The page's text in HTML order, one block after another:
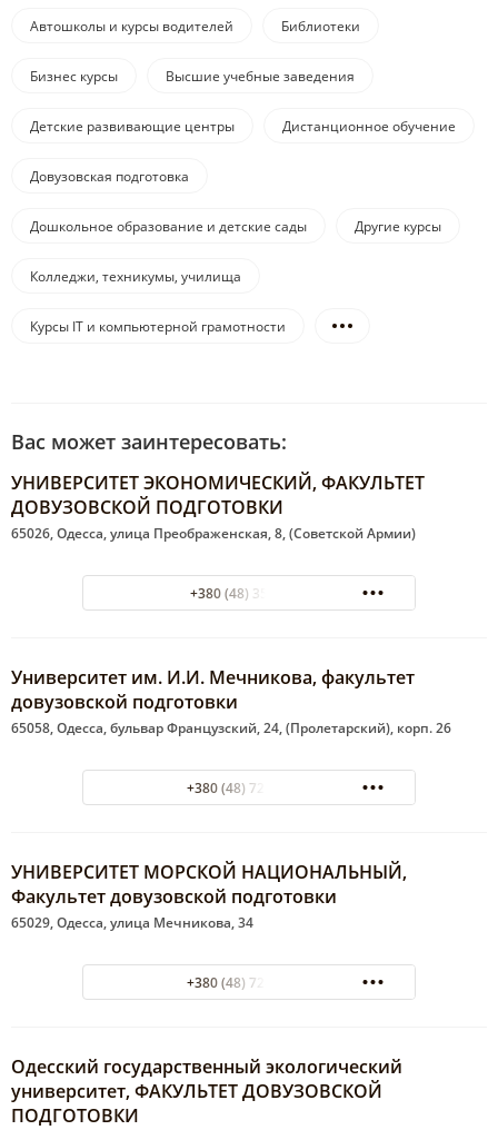
Автошколы и курсы водителей Библиотеки
Бизнес курсы Высшие учебные заведения
Детские развивающие центры Дистанционное обучение
Довузовская подготовка
Дошкольное образование и детские сады Другие курсы
Колледжи, техникумы, училища
Курсы IT и компьютерной грамотности
Вас может заинтересовать:
УНИВЕРСИТЕТ ЭКОНОМИЧЕСКИЙ, ФАКУЛЬТЕТ
ДОВУЗОВСКОЙ ПОДГОТОВКИ
65026, Одесса, улица Преображенская, 8, (Советской Армии)
+380 (48) 35-68-91
Университет им. И.И. Мечникова, факультет
довузовской подготовки
65058, Одесса, бульвар Французский, 24, (Пролетарский), корп. 26
+380 (48) 723-05-88
УНИВЕРСИТЕТ МОРСКОЙ НАЦИОНАЛЬНЫЙ,
Факультет довузовской подготовки
65029, Одесса, улица Мечникова, 34
+380 (48) 728-31-10
Одесский государственный экологический
университет, ФАКУЛЬТЕТ ДОВУЗОВСКОЙ
ПОДГОТОВКИ